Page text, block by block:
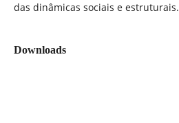
das dinâmicas sociais e estruturais.
Downloads